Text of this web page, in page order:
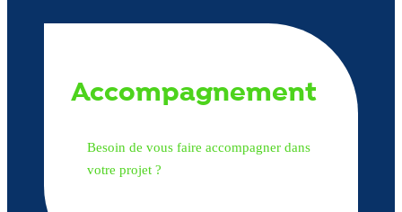
Accompagnement
Besoin de vous faire accompagner dans
votre projet ?